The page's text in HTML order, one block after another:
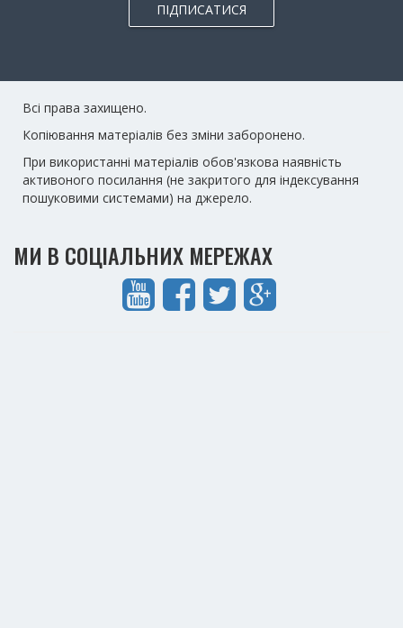
ПІДПИСАТИСЯ
Всі права захищено.
Копіювання матеріалів без зміни заборонено.
При використанні матеріалів обов'язкова наявність
активоного посилання (не закритого для індексування
пошуковими системами) на джерело.
МИ В СОЦІАЛЬНИХ МЕРЕЖАХ